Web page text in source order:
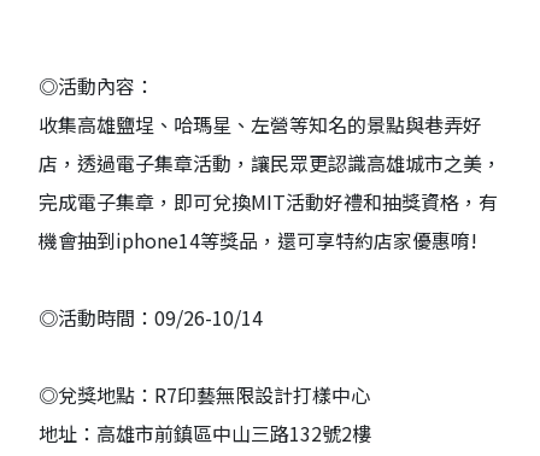
◎活動內容：
收集高雄鹽埕、哈瑪星、左營等知名的景點與巷弄好
店，透過電子集章活動，讓民眾更認識高雄城市之美，
完成電子集章，即可兌換MIT活動好禮和抽獎資格，有
機會抽到iphone14等獎品，還可享特約店家優惠唷!
◎活動時間：09/26-10/14
◎兌獎地點：R7印藝無限設計打樣中心
地址：高雄市前鎮區中山三路132號2樓